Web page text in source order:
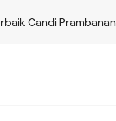
Candi Prambanan